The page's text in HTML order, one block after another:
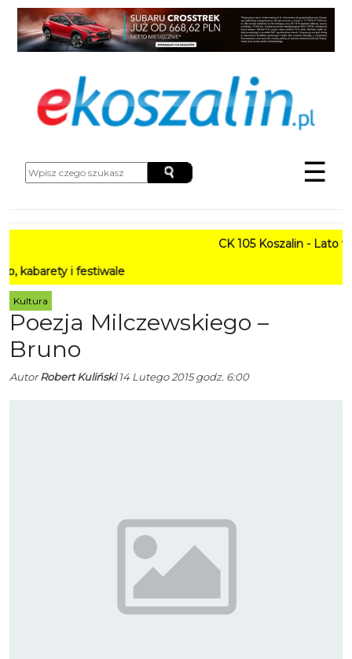
☰
CK 105 Koszalin - Lato w Mieście
i festiwale
Kultura
Poezja Milczewskiego –
Bruno
AutorRobert Kuliński14 Lutego 2015 godz. 6:00